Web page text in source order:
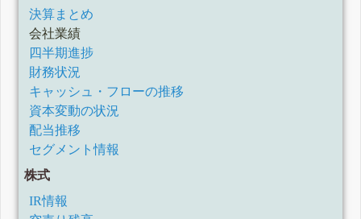
決算まとめ
会社業績
四半期進捗
財務状況
キャッシュ・フローの推移
資本変動の状況
配当推移
セグメント情報
株式
IR情報